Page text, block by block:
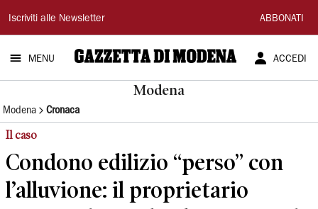
Gazzetta
di
Modena
Iscriviti alle Newsletter ABBONATI
MENU ACCEDI
Modena
Modena Cronaca
Il caso
Condono edilizio “perso” con
l’alluvione: il proprietario